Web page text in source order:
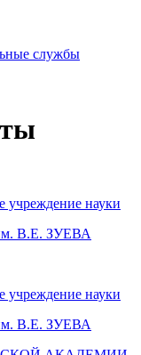
службы
учреждение науки
В.Е. ЗУЕВА
учреждение науки
В.Е. ЗУЕВА